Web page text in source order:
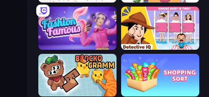
Fashion Famous Detective IQ: Brain Games
Blockogramm Shopping Sort